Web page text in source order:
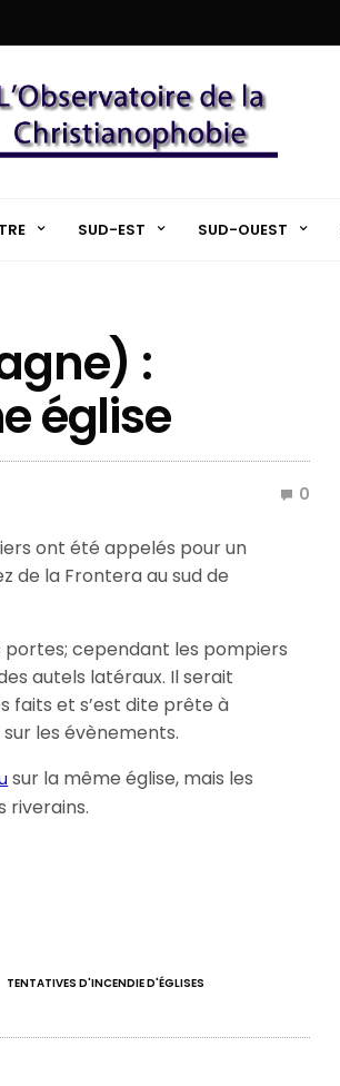
SUD-EST SUD-OUEST
:
église
0
ont été appelés pour un
de la Frontera au sud de
portes; cependant les pompiers
autels latéraux. Il serait
faits et s’est dite prête à
les évènements.
sur la même église, mais les
riverains.
TENTATIVES D'INCENDIE D'ÉGLISES